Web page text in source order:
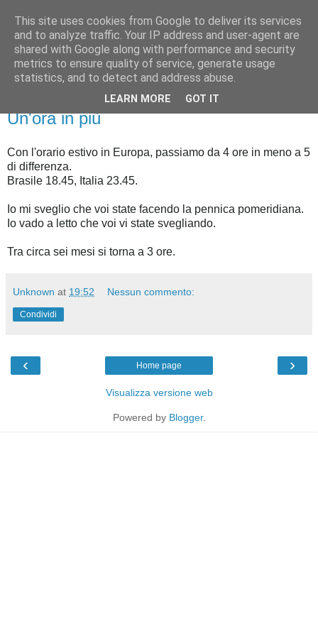
Feijoada Bolognese
Un italiano ... prima in Brasile ... poi nel Regno Unito
Un'ora in più
Con l'orario estivo in Europa, passiamo da 4 ore in meno a 5
di differenza.
Brasile 18.45, Italia 23.45.
Io mi sveglio che voi state facendo la pennica pomeridiana.
Io vado a letto che voi vi state svegliando.
Tra circa sei mesi si torna a 3 ore.
Unknown at 19:52 Nessun commento:
Condividi
‹ ›
Home page
Visualizza versione web
Powered by Blogger.
This site uses cookies from Google to deliver its services
and to analyze traffic. Your IP address and user-agent are
shared with Google along with performance and security
metrics to ensure quality of service, generate usage
statistics, and to detect and address abuse.
LEARN MORE GOT IT